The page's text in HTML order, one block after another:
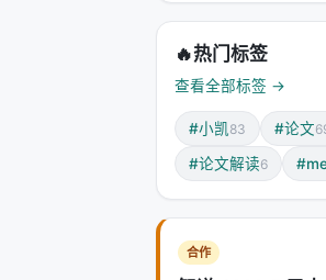
🔥热门标签
查看全部标签 →
#小凯 83 #论文
#论文解读6
合作